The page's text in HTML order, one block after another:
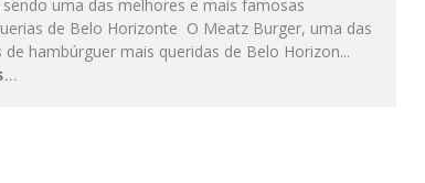
sendo uma das melhores e mais famosas
de Belo Horizonte O Meatz Burger, uma das
de hambúrguer mais queridas de Belo Horizon...